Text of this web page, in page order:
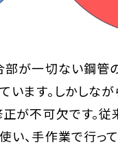
が一切ない鋼管
ます。しかしな
が不可欠です。従
、手作業で行っ